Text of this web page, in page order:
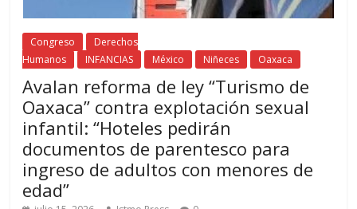
Congreso
Derechos
Humanos
INFANCIAS México Niñeces Oaxaca
Avalan reforma de ley “Turismo de
Oaxaca” contra explotación sexual
infantil: “Hoteles pedirán
documentos de parentesco para
ingreso de adultos con menores de
edad”